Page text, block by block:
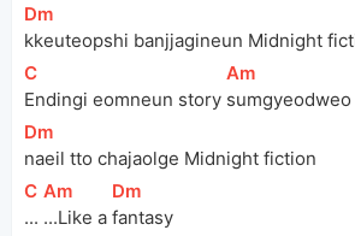
[Dm
kkeuteopshi banjjagineun Midnight
[
C
Endingi eomneun story
[
Am
[Dm
naeil tto chajaolge Midnight fiction
[
C ]
...
[
Am
...Like a
[Dm
fantasy